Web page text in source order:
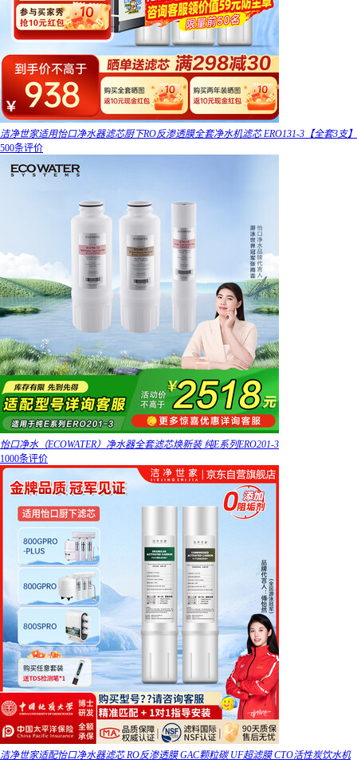
洁净世家适用怡口净水器滤芯厨下RO反渗透膜全套净水机滤芯 ERO131-3【全套3支】
500条评价
怡口净水（ECOWATER）净水器全套滤芯焕新装 纯E系列ERO201-3
1000条评价
洁净世家适配怡口净水器滤芯 RO反渗透膜 GAC颗粒碳 UF超滤膜 CTO活性炭饮水机